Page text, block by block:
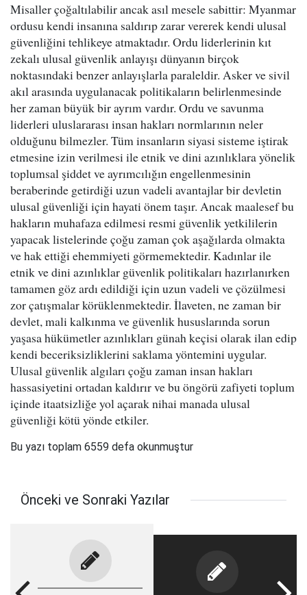
Misaller çoğaltılabilir ancak asıl mesele sabittir: Myanmar
ordusu kendi insanına saldırıp zarar vererek kendi ulusal
güvenliğini tehlikeye atmaktadır. Ordu liderlerinin kıt
zekalı ulusal güvenlik anlayışı dünyanın birçok
noktasındaki benzer anlayışlarla paraleldir. Asker ve sivil
akıl arasında uygulanacak politikaların belirlenmesinde
her zaman büyük bir ayrım vardır. Ordu ve savunma
liderleri uluslararası insan hakları normlarının neler
olduğunu bilmezler. Tüm insanların siyasi sisteme iştirak
etmesine izin verilmesi ile etnik ve dini azınlıklara yönelik
toplumsal şiddet ve ayrımcılığın engellenmesinin
beraberinde getirdiği uzun vadeli avantajlar bir devletin
ulusal güvenliği için hayati önem taşır. Ancak maalesef bu
hakların muhafaza edilmesi resmi güvenlik yetkililerin
yapacak listelerinde çoğu zaman çok aşağılarda olmakta
ve hak ettiği ehemmiyeti görmemektedir. Kadınlar ile
etnik ve dini azınlıklar güvenlik politikaları hazırlanırken
tamamen göz ardı edildiği için uzun vadeli ve çözülmesi
zor çatışmalar körüklenmektedir. İlaveten, ne zaman bir
devlet, mali kalkınma ve güvenlik hususlarında sorun
yaşasa hükümetler azınlıkları günah keçisi olarak ilan edip
kendi beceriksizliklerini saklama yöntemini uygular.
Ulusal güvenlik algıları çoğu zaman insan hakları
hassasiyetini ortadan kaldırır ve bu öngörü zafiyeti toplum
içinde itaatsizliğe yol açarak nihai manada ulusal
güvenliği kötü yönde etkiler.
Bu yazı toplam 6559 defa okunmuştur
Önceki ve Sonraki Yazılar